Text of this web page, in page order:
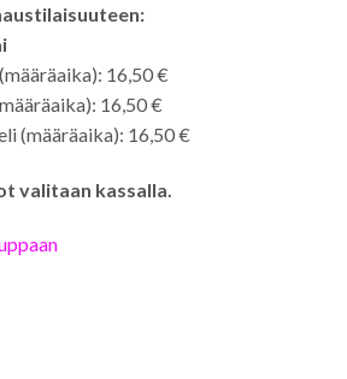
16,50 €
16,50 €
(määräaika): 16,50 €
valitaan kassalla.